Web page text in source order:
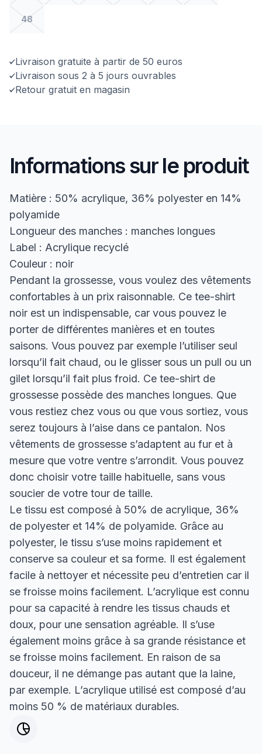
48
Livraison gratuite à partir de 50 euros
Livraison sous 2 à 5 jours ouvrables
Retour gratuit en magasin
Informations sur le produit
Matière : 50% acrylique, 36% polyester en 14%
polyamide
Longueur des manches : manches longues
Label : Acrylique recyclé
Couleur : noir
Pendant la grossesse, vous voulez des vêtements
confortables à un prix raisonnable. Ce tee-shirt
noir est un indispensable, car vous pouvez le
porter de différentes manières et en toutes
saisons. Vous pouvez par exemple l’utiliser seul
lorsqu’il fait chaud, ou le glisser sous un pull ou un
gilet lorsqu’il fait plus froid. Ce tee-shirt de
grossesse possède des manches longues. Que
vous restiez chez vous ou que vous sortiez, vous
serez toujours à l’aise dans ce pantalon. Nos
vêtements de grossesse s’adaptent au fur et à
mesure que votre ventre s’arrondit. Vous pouvez
donc choisir votre taille habituelle, sans vous
soucier de votre tour de taille.
Le tissu est composé à 50% de acrylique, 36%
de polyester et 14% de polyamide. Grâce au
polyester, le tissu s’use moins rapidement et
conserve sa couleur et sa forme. Il est également
facile à nettoyer et nécessite peu d’entretien car il
se froisse moins facilement. L’acrylique est connu
pour sa capacité à rendre les tissus chauds et
doux, pour une sensation agréable. Il s’use
également moins grâce à sa grande résistance et
se froisse moins facilement. En raison de sa
douceur, il ne démange pas autant que la laine,
par exemple. L’acrylique utilisé est composé d’au
moins 50 % de matériaux durables.